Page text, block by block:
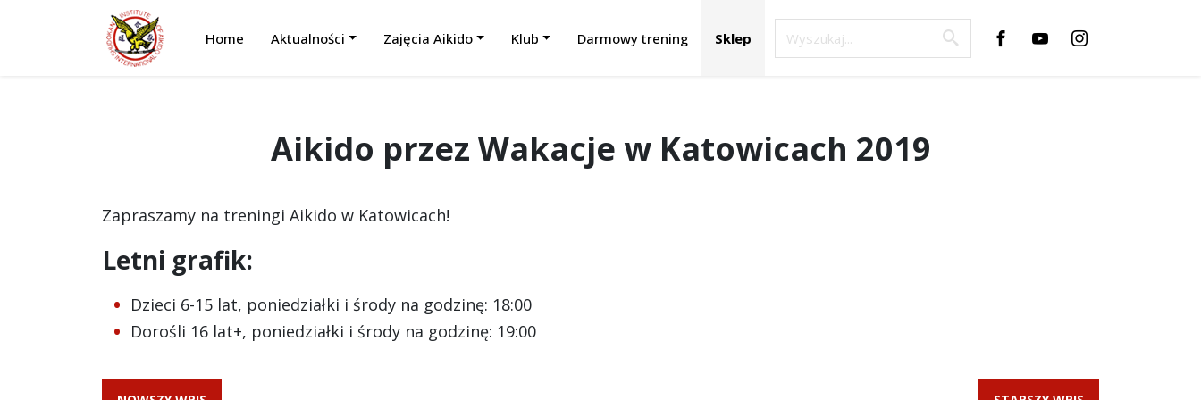
Home Aktualności Zajęcia Aikido Klub Darmowy trening Sklep
Aikido przez Wakacje w Katowicach 2019
Zapraszamy na treningi Aikido w Katowicach!
Letni grafik:
Dzieci 6-15 lat, poniedziałki i środy na godzinę: 18:00
Dorośli 16 lat+, poniedziałki i środy na godzinę: 19:00